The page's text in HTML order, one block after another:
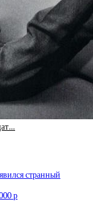
странный
р